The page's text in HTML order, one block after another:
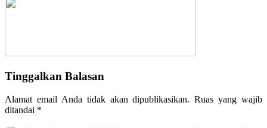
Tinggalkan Balasan
Alamat email Anda tidak akan dipublikasikan. Ruas yang wajib
ditandai *